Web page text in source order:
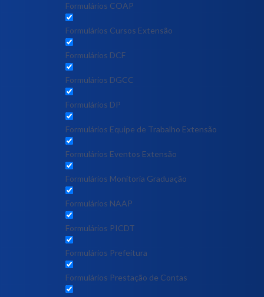
Formulários COAP
Formulários Cursos Extensão
Formulários DCF
Formulários DGCC
Formulários DP
Formulários Equipe de Trabalho Extensão
Formulários Eventos Extensão
Formulários Monitoria Graduação
Formulários NAAP
Formulários PICDT
Formulários Prefeitura
Formulários Prestação de Contas